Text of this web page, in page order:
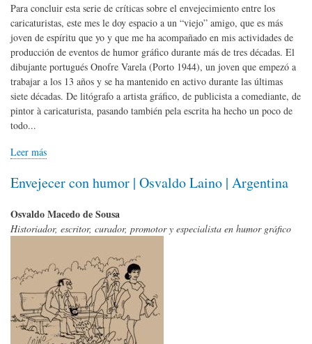
Para concluir esta serie de críticas sobre el envejecimiento entre los
caricaturistas, este mes le doy espacio a un “viejo” amigo, que es más
joven de espíritu que yo y que me ha acompañado en mis actividades de
producción de eventos de humor gráfico durante más de tres décadas. El
dibujante portugués Onofre Varela (Porto 1944), un joven que empezó a
trabajar a los 13 años y se ha mantenido en activo durante las últimas
siete décadas. De litógrafo a artista gráfico, de publicista a comediante, de
pintor à caricaturista, pasando también pela escrita ha hecho un poco de
todo...
Leer más
Envejecer con humor | Osvaldo Laino | Argentina
Osvaldo Macedo de Sousa
Historiador, escritor, curador, promotor y especialista en humor gráfico